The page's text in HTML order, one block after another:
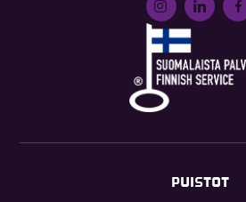
PUISTOT